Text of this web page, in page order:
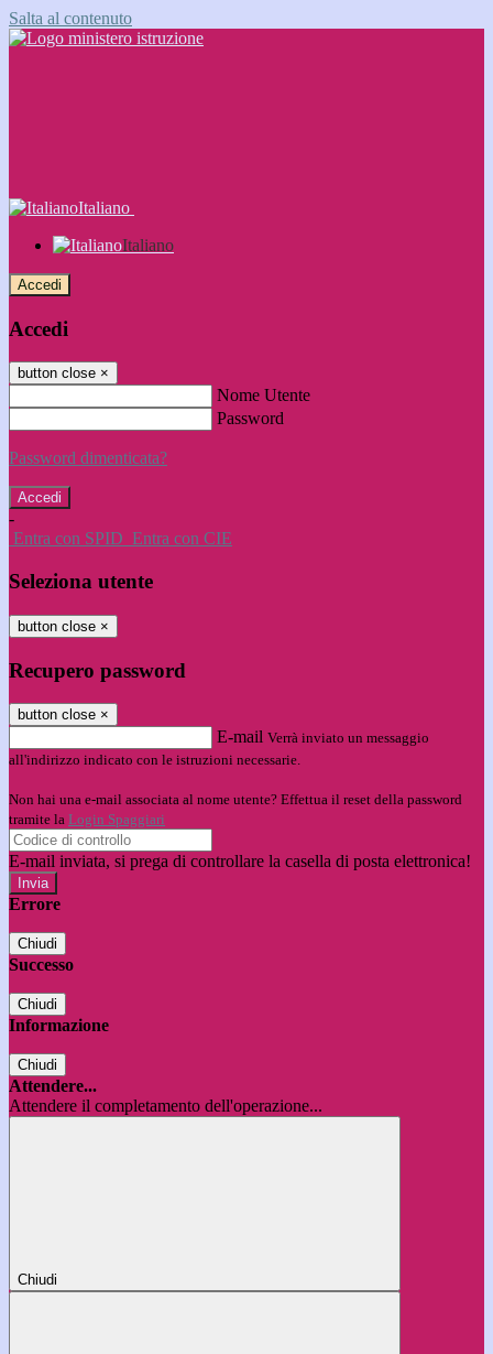
Salta al contenuto
Italiano
Italiano
Accedi
Accedi
button close ×
Nome Utente
Password
Password dimenticata?
-
Entra con SPID Entra con CIE
Seleziona utente
button close ×
Recupero password
button close ×
E-mail Verrà inviato un messaggio
all'indirizzo indicato con le istruzioni necessarie.
Non hai una e-mail associata al nome utente? Effettua il reset della password
tramite la Login Spaggiari
E-mail inviata, si prega di controllare la casella di posta elettronica!
Errore
Chiudi
Successo
Chiudi
Informazione
Chiudi
Attendere...
Attendere il completamento dell'operazione...
Chiudi